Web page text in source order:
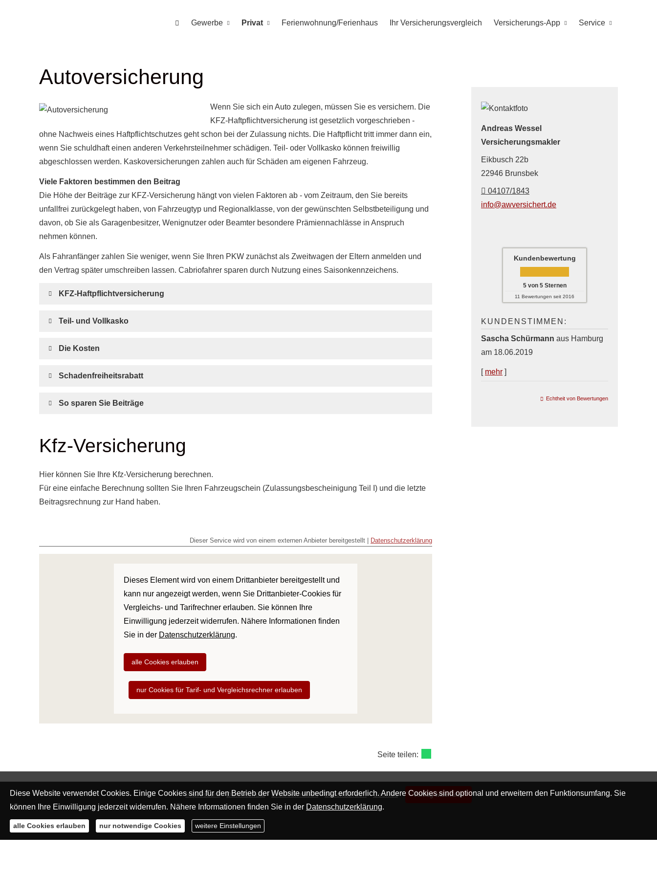
Gewerbe Privat Ferienwohnung/Ferienhaus Ihr Versicherungsvergleich Versicherungs-App Service
Andreas Wessel
Ver­sicherungs­makler
Eikbusch 22b
22946 Brunsbek
04107/1843
info@awversichert.de
Kundenbewertung
5von 5Sternen
11 Bewertungen seit 2016
KUNDENSTIMMEN:
Sascha Schürmann aus Hamburg
am 18.06.2019
[ mehr ]
Echtheit von Bewertungen
Auto­ver­si­che­rung
Wenn Sie sich ein Auto zulegen, müssen Sie es ver­sichern. Die
KFZ-Haft­pflichtversicherung ist gesetzlich vorgeschrieben -
ohne Nachweis eines Haft­pflichtschutzes geht schon bei der Zulassung nichts. Die Haft­pflicht tritt immer dann ein,
wenn Sie schuldhaft einen anderen Verkehrsteilnehmer schädigen. Teil- oder Vollkasko können freiwillig
abgeschlossen werden. Kaskoversicherungen zahlen auch für Schäden am eigenen Fahrzeug.
Viele Faktoren bestimmen den Beitrag
Die Höhe der Beiträge zur KFZ-Versicherung hängt von vielen Faktoren ab - vom Zeitraum, den Sie bereits
unfallfrei zurückgelegt haben, von Fahrzeugtyp und Regionalklasse, von der gewünschten Selbstbeteiligung und
davon, ob Sie als Garagenbesitzer, Wenignutzer oder Beamter besondere Prämiennachlässe in Anspruch
nehmen können.
Als Fahranfänger zahlen Sie weniger, wenn Sie Ihren PKW zunächst als Zweitwagen der Eltern anmelden und
den Vertrag später umschreiben lassen. Cabriofahrer sparen durch Nutzung eines Saisonkennzeichens.
KFZ-Haft­pflichtversicherung
Teil- und Vollkasko
Die Kosten
Schadenfreiheitsrabatt
So sparen Sie Beiträge
Kfz-Versicherung
Hier können Sie Ihre Kfz-Versicherung berechnen.
Für eine einfache Berechnung sollten Sie Ihren Fahrzeugschein (Zulassungsbescheinigung Teil I) und die letzte
Beitragsrechnung zur Hand haben.
Dieser Service wird von einem externen Anbieter bereitgestellt | Datenschutzerklärung
Dieses Element wird von einem Drittanbieter bereitgestellt und
kann nur angezeigt werden, wenn Sie Drittanbieter-Cookies für
Vergleichs- und Tarifrechner erlauben. Sie können Ihre
Einwilligung jederzeit widerrufen. Nähere Informationen finden
Sie in der Datenschutzerklärung.
alle Cookies erlauben
nur Cookies für Tarif- und Vergleichsrechner erlauben
Seite teilen:
Impressum·Datenschutz· Erstinformation·Beschwerden·Cookies Vertrag widerrufen
Diese Website verwendet Cookies. Einige Cookies sind für den Betrieb der Website unbedingt erforderlich. Andere Cookies sind optional und erweitern den Funktionsumfang. Sie
können Ihre Einwilligung jederzeit widerrufen. Nähere Informationen finden Sie in der Datenschutzerklärung.
alle Cookies erlauben nur notwendige Cookies weitere Einstellungen